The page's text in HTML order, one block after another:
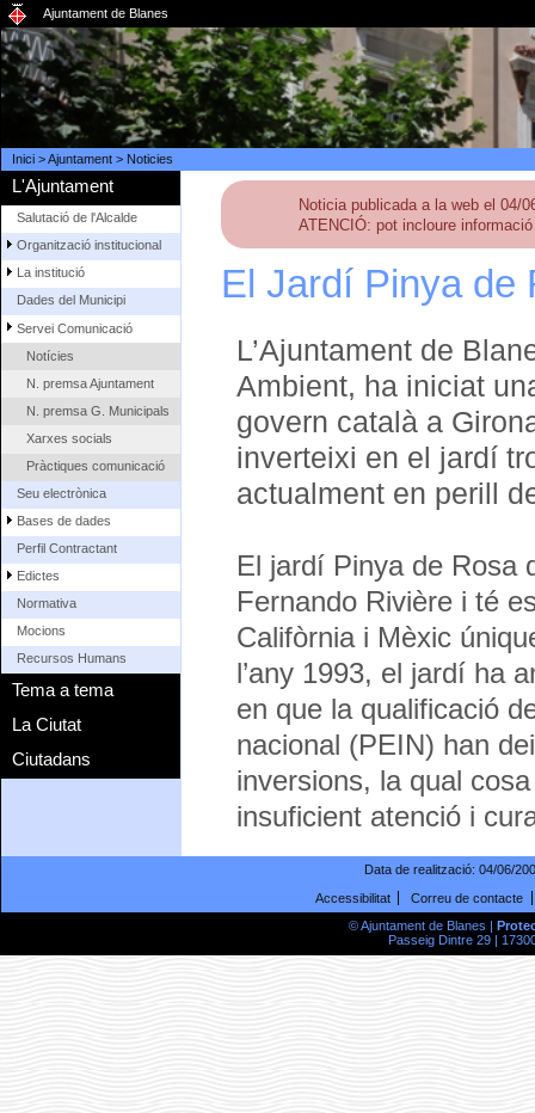
Ajuntament de Blanes
Inici>Ajuntament> Noticies
L'Ajuntament
Salutació de l'Alcalde
Organització institucional
La institució
Dades del Municipi
Servei Comunicació
Notícies
N. premsa Ajuntament
N. premsa G. Municipals
Xarxes socials
Pràctiques comunicació
Seu electrònica
Bases de dades
Perfil Contractant
Edictes
Normativa
Mocions
Recursos Humans
Tema a tema
La Ciutat
Ciutadans
Noticia publicada a la web el 04/
ATENCIÓ: pot incloure
El Jardí Pinya de
L’Ajuntament de
Ambient, ha iniciat
govern català a
inverteixi en el jardí
actualment en perill
El jardí Pinya de Rosa
Fernando Rivière i té
Califòrnia i Mèxic
l’any 1993, el jardí ha
en que la qualificació
nacional (PEIN) han
inversions, la qual
insuficient atenció i
Data de realització: 04/06/
Accessibilitat
Correu de contacte
© Ajuntament de Blanes |
Passeig Dintre 29 |